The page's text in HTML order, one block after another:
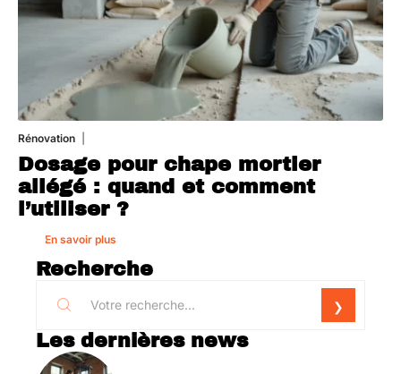
Rénovation
Dosage pour chape mortier
allégé : quand et comment
l’utiliser ?
En savoir plus
Recherche
Les dernières news